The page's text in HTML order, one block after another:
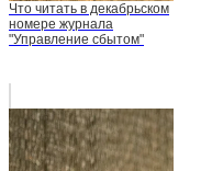
Что читать в декабрьском
номере журнала
"Управление сбытом"